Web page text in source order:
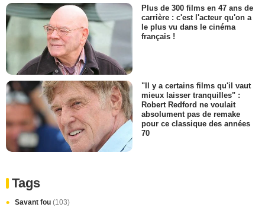
Plus de 300 films en 47 ans de
carrière : c'est l'acteur qu'on a
le plus vu dans le cinéma
français !
"Il y a certains films qu'il vaut
mieux laisser tranquilles" :
Robert Redford ne voulait
absolument pas de remake
pour ce classique des années
70
Tags
Savant fou (103)